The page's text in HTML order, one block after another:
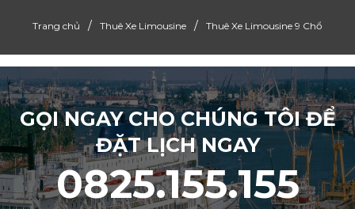
Trang chủ / Thuê Xe Limousine / Thuê Xe Limousine 9 Chổ
GỌI NGAY CHO CHÚNG TÔI ĐỂ
ĐẶT LỊCH NGAY
0825.155.155